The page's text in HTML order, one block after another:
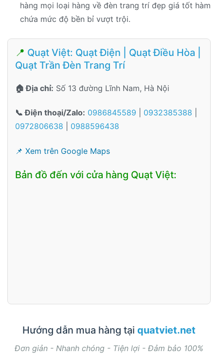
hàng mọi loại hàng về đèn trang trí đẹp giá tốt hàm
chứa mức độ bền bỉ vượt trội.
📍 Quạt Việt: Quạt Điện | Quạt Điều Hòa |
Quạt Trần Đèn Trang Trí
🏠 Địa chỉ: Số 13 đường Lĩnh Nam, Hà Nội
📞 Điện thoại/Zalo: 0986845589 0932385388
0972806638
0988596438
📌 Xem trên Google Maps
Bản đồ đến với cửa hàng Quạt Việt:
Hướng dẫn mua hàng tại quatviet.net
Đơn giản - Nhanh chóng - Tiện lợi - Đảm bảo 100%